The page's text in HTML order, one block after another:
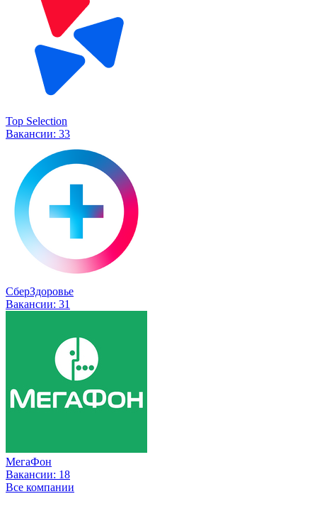
Top Selection
Вакансии: 33
СберЗдоровье
Вакансии: 31
МегаФон
Вакансии: 18
Все компании